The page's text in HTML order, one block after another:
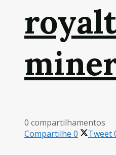
0 compartilhamentos
Compartilhe 0 Tweet